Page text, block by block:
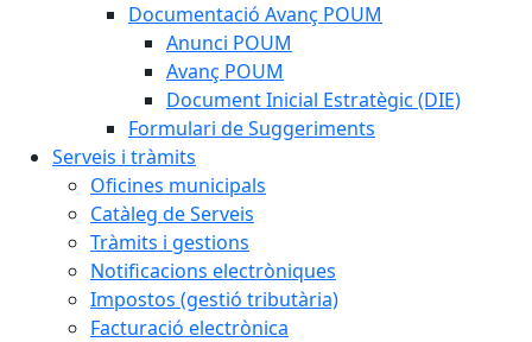
Documentació Avanç POUM
Anunci POUM
Avanç POUM
Document Inicial Estratègic (DIE)
Formulari de Suggeriments
Serveis i tràmits
Oficines municipals
Catàleg de Serveis
Tràmits i gestions
Notificacions electròniques
Impostos (gestió tributària)
Facturació electrònica